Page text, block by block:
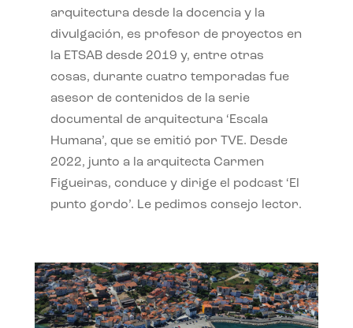
arquitectura desde la docencia y la
divulgación, es profesor de proyectos en
la ETSAB desde 2019 y, entre otras
cosas, durante cuatro temporadas fue
asesor de contenidos de la serie
documental de arquitectura ‘Escala
Humana’, que se emitió por TVE. Desde
2022, junto a la arquitecta Carmen
Figueiras, conduce y dirige el podcast ‘El
punto gordo’. Le pedimos consejo lector.